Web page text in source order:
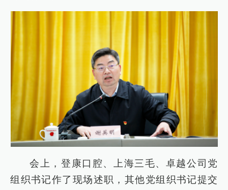
会上，登康口腔、上海三毛、卓越公司党
组织书记作了现场述职，其他党组织书记提交